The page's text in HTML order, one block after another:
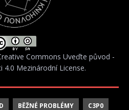
Commons Uveďte původ -
4.0 Mezinárodní License.
BĚŽNÉ PROBLÉMY C3P0